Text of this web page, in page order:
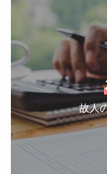
故人